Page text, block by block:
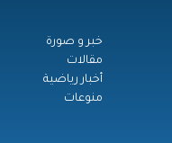
خبر و صورة
مقالات
أخبار رياضية
منوعات